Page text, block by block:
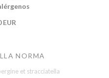
EUR
NORMA
et stracciatella